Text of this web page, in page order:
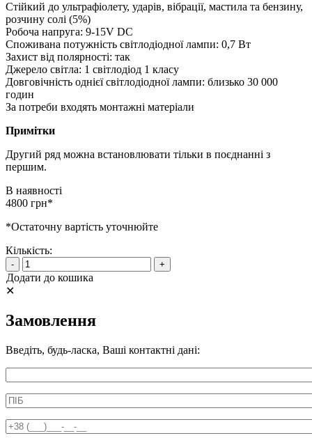
Стійкий до ультрафіолету, ударів, вібрації, мастила та бензину,
розчину солі (5%)
Робоча напруга: 9-15V DC
Споживана потужність світлодіодної лампи: 0,7 Вт
Захист від полярності: так
Джерело світла: 1 світлодіод 1 класу
Довговічність однієї світлодіодної лампи: близько 30 000
годин
За потреби входять монтажні матеріали
Примітки
Другий ряд можна встановлювати тільки в поєднанні з
першим.
В наявності
4800 грн*
*Остаточну вартість уточнюйте
Кількість:
- +
Додати до кошика
✕
Замовлення
Введіть, будь-ласка, Ваші контактні дані:
ПІБ
Телефон